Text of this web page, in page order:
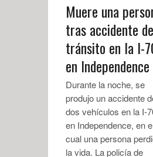
Muere una
tras accidente de
tránsito en la I-
en Independence
Durante la noche, se
produjo un accidente
dos vehículos en la I-
en Independence, en
cual una persona
la vida. La policía de